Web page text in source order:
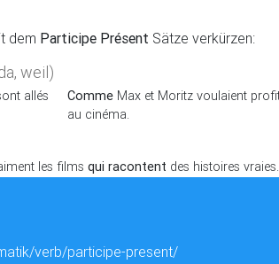
dem Participe Présent Sätze verkürzen:
weil)
allés
Comme Max et Moritz voulaient
au cinéma.
les films qui racontent des histoires vraies.
verb/participe-present/